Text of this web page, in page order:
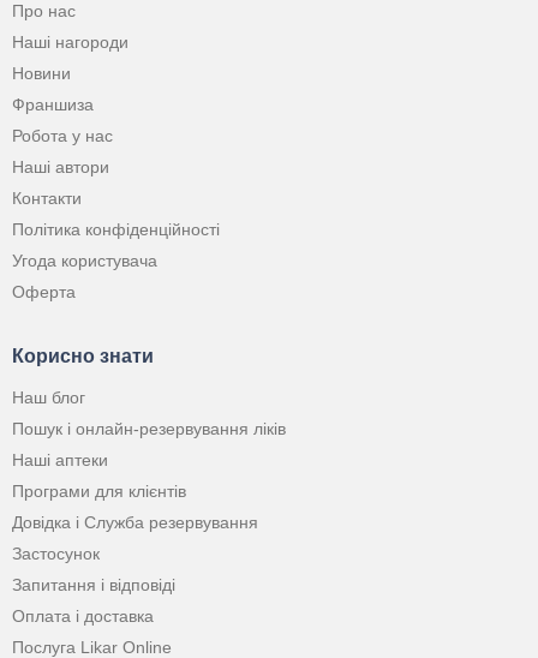
Про нас
Наші нагороди
Новини
Франшиза
Робота у нас
Наші автори
Контакти
Політика конфіденційності
Угода користувача
Оферта
Корисно знати
Наш блог
Пошук і онлайн-резервування ліків
Наші аптеки
Програми для клієнтів
Довідка і Служба резервування
Застосунок
Запитання і відповіді
Оплата і доставка
Послуга Likar Online